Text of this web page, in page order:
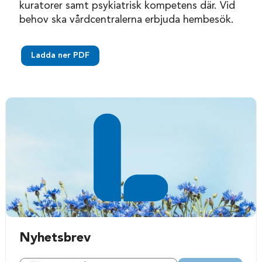
kuratorer samt psykiatrisk kompetens där. Vid
behov ska vårdcentralerna erbjuda hembesök.
Ladda ner PDF
Nyhetsbrev